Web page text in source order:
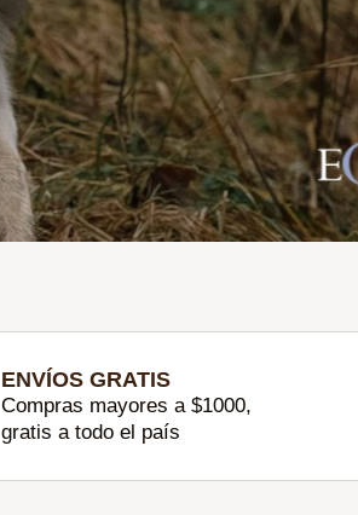
ENVÍOS GRATIS
Compras mayores a $1000,
gratis a todo el país